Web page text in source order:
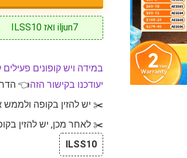
iljun7 ואז ILSS10
יעודכנו בקישור הזה👈
✂️ יש להזין בקופה ולממש
✂️ לאחר מכן, יש להזין
ILSS10